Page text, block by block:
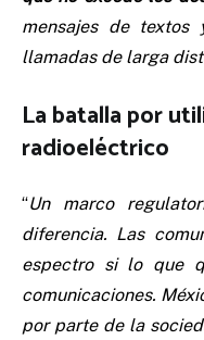
mensajes de
llamadas de larga
La batalla por
radioeléctrico
“Un marco
diferencia. Las
espectro si lo que
comunicaciones.
por parte de la